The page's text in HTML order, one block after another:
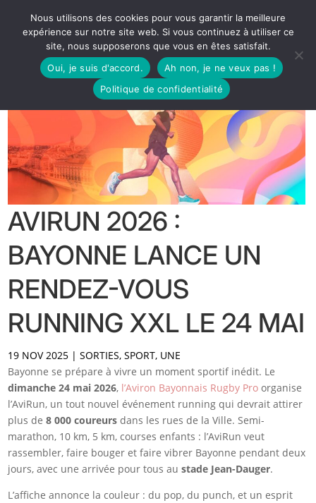
AVIRUN 2026 :
BAYONNE LANCE UN
RENDEZ-VOUS
RUNNING XXL LE 24 MAI
19 NOV 2025 |SORTIES,SPORT, UNE
Bayonne se prépare à vivre un moment sportif inédit. Le
dimanche 24 mai 2026, l’Aviron Bayonnais Rugby Proorganise
l’AviRun, un tout nouvel événement running qui devrait attirer
plus de8 000 coureurs dans les rues de la Ville. Semi-
marathon, 10 km, 5 km, courses enfants : l’AviRun veut
rassembler, faire bouger et faire vibrer Bayonne pendant deux
jours, avec une arrivée pour tous austade Jean-Dauger.
L’affiche annonce la couleur : du pop, du punch, et un esprit
Nous utilisons des cookies pour vous garantir la meilleure
expérience sur notre site web. Si vous continuez à utiliser ce
site, nous supposerons que vous en êtes satisfait.
Oui, je suis d'accord.
Ah non, je ne veux pas !
Politique de confidentialité